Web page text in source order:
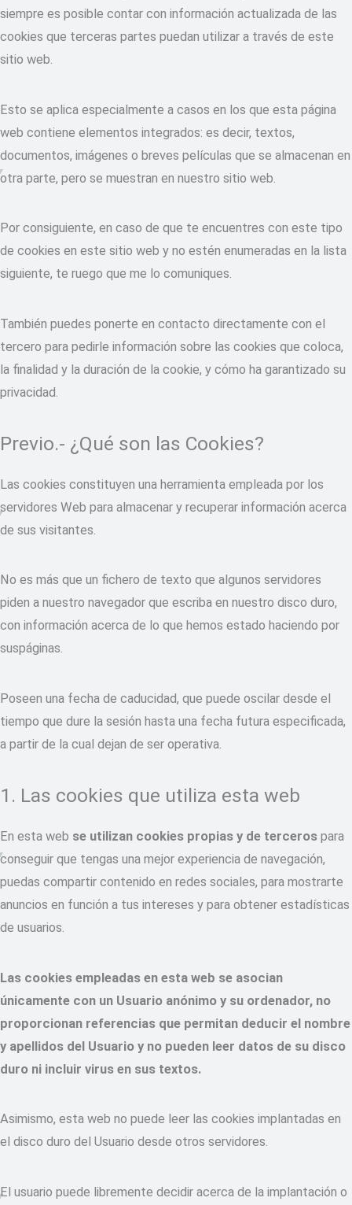
siempre es posible contar con información actualizada de las
cookies que terceras partes puedan utilizar a través de este
sitio web.
Esto se aplica especialmente a casos en los que esta página
web contiene elementos integrados: es decir, textos,
documentos, imágenes o breves películas que se almacenan en
otra parte, pero se muestran en nuestro sitio web.
Por consiguiente, en caso de que te encuentres con este tipo
de cookies en este sitio web y no estén enumeradas en la lista
siguiente, te ruego que me lo comuniques.
También puedes ponerte en contacto directamente con el
tercero para pedirle información sobre las cookies que coloca,
la finalidad y la duración de la cookie, y cómo ha garantizado su
privacidad.
Previo.- ¿Qué son las Cookies?
Las cookies constituyen una herramienta empleada por los
servidores Web para almacenar y recuperar información acerca
de sus visitantes.
No es más que un fichero de texto que algunos servidores
piden a nuestro navegador que escriba en nuestro disco duro,
con información acerca de lo que hemos estado haciendo por
suspáginas.
Poseen una fecha de caducidad, que puede oscilar desde el
tiempo que dure la sesión hasta una fecha futura especificada,
a partir de la cual dejan de ser operativa.
1. Las cookies que utiliza esta web
En esta web se utilizan cookies propias y de terceros para
conseguir que tengas una mejor experiencia de navegación,
puedas compartir contenido en redes sociales, para mostrarte
anuncios en función a tus intereses y para obtener estadísticas
de usuarios.
Las cookies empleadas en esta web se asocian
únicamente con un Usuario anónimo y su ordenador, no
proporcionan referencias que permitan deducir el nombre
y apellidos del Usuario y no pueden leer datos de su disco
duro ni incluir virus en sus textos.
Asimismo, esta web no puede leer las cookies implantadas en
el disco duro del Usuario desde otros servidores.
El usuario puede libremente decidir acerca de la implantación o